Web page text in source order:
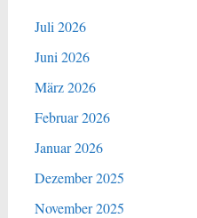
Juli 2026
Juni 2026
März 2026
Februar 2026
Januar 2026
Dezember 2025
November 2025